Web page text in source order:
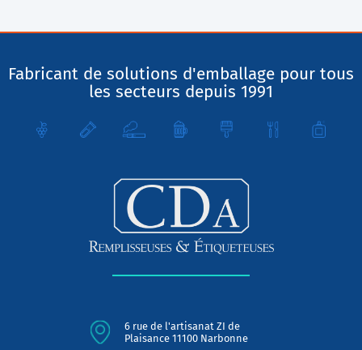
Fabricant de solutions d'emballage pour tous
les secteurs depuis 1991
6 rue de l'artisanat ZI de
Plaisance 11100 Narbonne